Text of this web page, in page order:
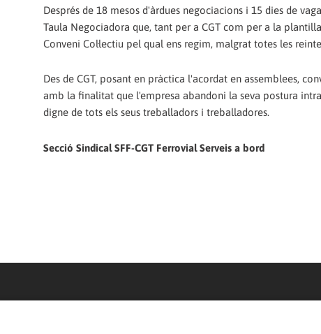
Després de 18 mesos d'àrdues negociacions i 15 dies de
Taula Negociadora que, tant per a CGT com per a la
Conveni Col·lectiu pel qual ens regim, malgrat totes les
Des de CGT, posant en pràctica l'acordat en assemblees,
amb la finalitat que l'empresa abandoni la seva postura
digne de tots els seus treballadors i treballadores.
Secció Sindical SFF-CGT Ferrovial Serveis a bord